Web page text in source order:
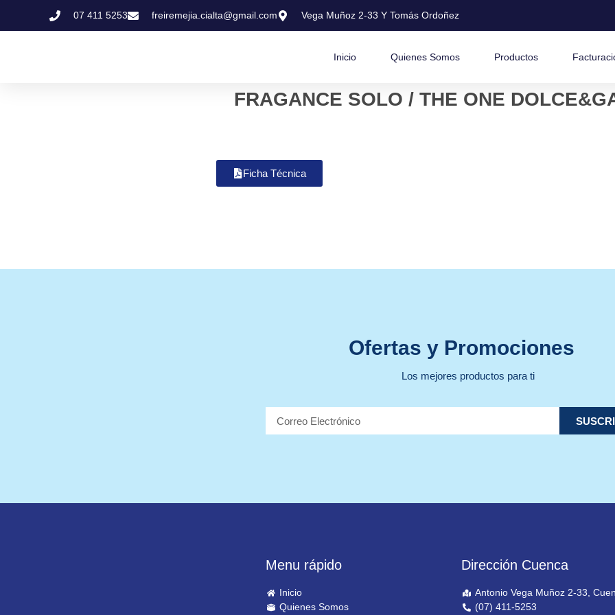
07 411 5253 freiremejia.cialta@gmail.com Vega Muñoz 2-33 Y Tomás Ordoñez
Inicio Quienes Somos Productos
FRAGANCE SOLO / THE ONE
Ficha Técnica
Ofertas y Promociones
Los mejores productos para ti
Menu rápido
Inicio
Quienes Somos
Dirección Cuenca
Antonio Vega Muñoz 2-33,
(07) 411-5253